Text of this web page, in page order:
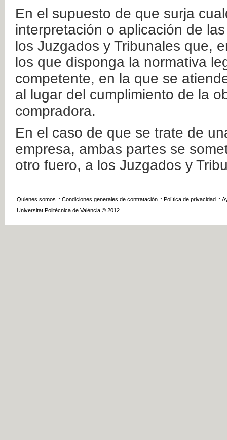
En el supuesto de que surja
interpretación o aplicación de
los Juzgados y Tribunales que,
los que disponga la normativa
competente, en la que se
al lugar del cumplimiento de la
compradora.
En el caso de que se trate de
empresa, ambas partes se
otro fuero, a los Juzgados y
Quienes somos :: Condiciones generales de contratación :: Política de privacidad ::
Universitat Politècnica de València © 2012